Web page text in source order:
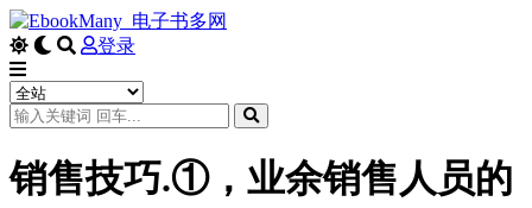
登录
销售技巧.①，业余销售人员的